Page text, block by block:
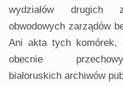
wydziałów drugich
obwodowych zarządów
Ani akta tych
obecnie
białoruskich archiwów